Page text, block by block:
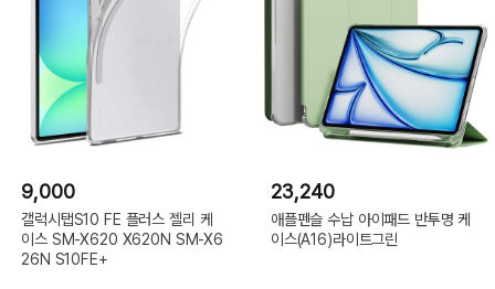
9,000
갤럭시탭S10 FE 플러스 젤리 케
이스 SM-X620 X620N SM-X6
26N S10FE+
23,240
애플펜슬 수납 아이패드 반투명 케
이스(A16)라이트그린